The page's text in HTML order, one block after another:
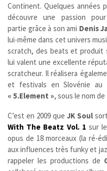
Continent. Quelques années
découvre une passion
partie grâce à son ami Denis
lui-même dans cet univers
scratch, des beats et produit
lui valent une excellente
scratcheur. Il réalisera
et festivals en Slovénie
« 5.Element », sous le nom de
C’est en 2009 que JK Soul
With The Beatz Vol. 1 sur
opus de 18 morceaux (la ré-
aux influences très funky et
rappeler les productions de